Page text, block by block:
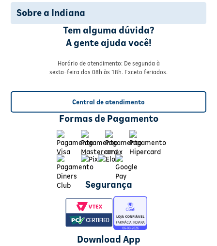
Sobre a Indiana
Tem alguma dúvida?
A gente ajuda você!
Horário de atendimento: De segunda à
sexta-feira das 08h às 18h. Exceto feriados.
Central de atendimento
Formas de Pagamento
Segurança
Download App